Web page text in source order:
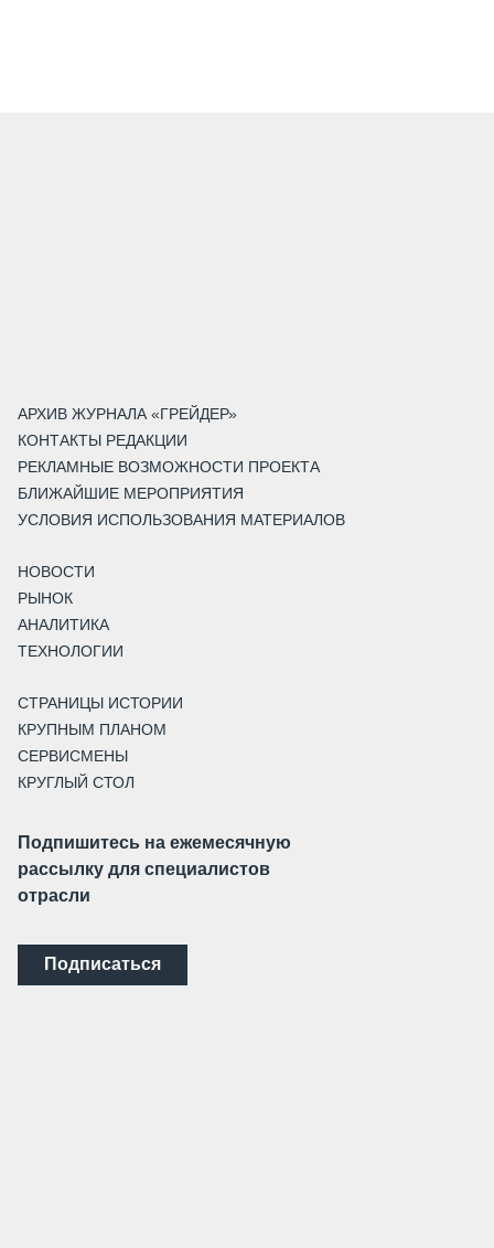
АРХИВ ЖУРНАЛА «ГРЕЙДЕР»
КОНТАКТЫ РЕДАКЦИИ
РЕКЛАМНЫЕ ВОЗМОЖНОСТИ ПРОЕКТА
БЛИЖАЙШИЕ МЕРОПРИЯТИЯ
УСЛОВИЯ ИСПОЛЬЗОВАНИЯ МАТЕРИАЛОВ
НОВОСТИ
РЫНОК
АНАЛИТИКА
ТЕХНОЛОГИИ
СТРАНИЦЫ ИСТОРИИ
КРУПНЫМ ПЛАНОМ
СЕРВИСМЕНЫ
КРУГЛЫЙ СТОЛ
Подпишитесь на ежемесячную
рассылку для специалистов
отрасли
Подписаться